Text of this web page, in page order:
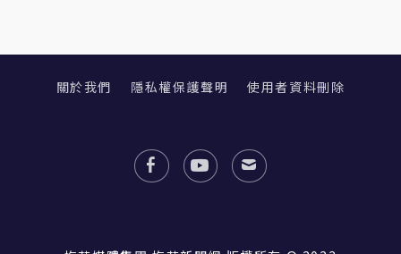
關於我們 隱私權保護聲明 使用者資料刪除